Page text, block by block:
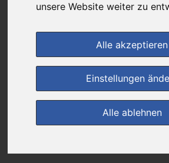
unsere Website weiter zu
Alle akzeptieren
Einstellungen
Alle ablehnen
(0) Jetzt bewerten!
zur
Preisalarm